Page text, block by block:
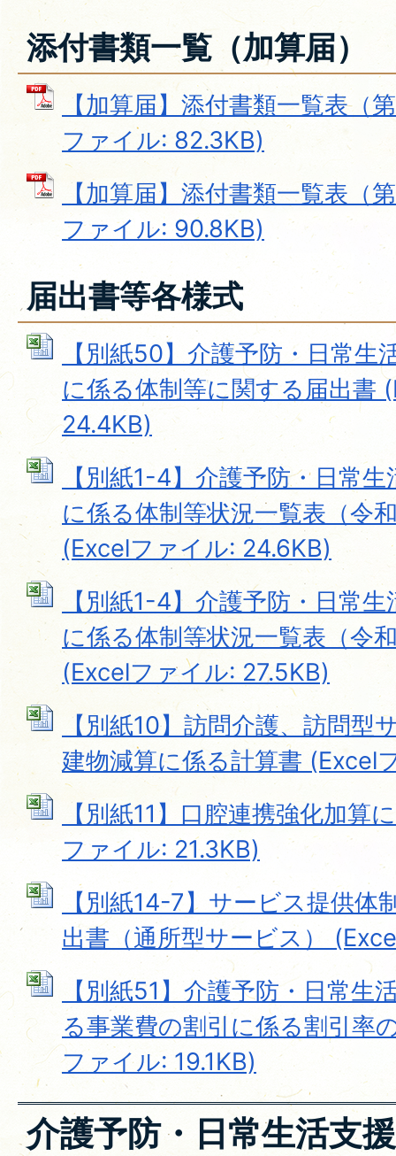
添付書類一覧（加算届）
【加算届】添付書類一覧表（
ファイル: 82.3KB)
【加算届】添付書類一覧表（
ファイル: 90.8KB)
届出書等各様式
【別紙50】介護予防・日常生
に係る体制等に関する届出書
24.4KB)
【別紙1-4】介護予防・日常
に係る体制等状況一覧表（令
(Excelファイル: 24.6KB)
【別紙1-4】介護予防・日常
に係る体制等状況一覧表（令
(Excelファイル: 27.5KB)
【別紙10】訪問介護、訪問型
建物減算に係る計算書 (Excel
【別紙11】口腔連携強化加算
ファイル: 21.3KB)
【別紙14-7】サービス提供体
出書（通所型サービス）
【別紙51】介護予防・日常生
る事業費の割引に係る割引率
ファイル: 19.1KB)
介護予防・日常生活支